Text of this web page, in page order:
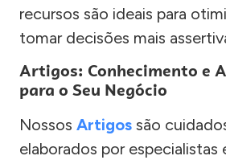
recursos são ideais para
tomar decisões mais
Artigos: Conhecimento e
para o Seu Negócio
Nossos Artigos são
elaborados por especialistas